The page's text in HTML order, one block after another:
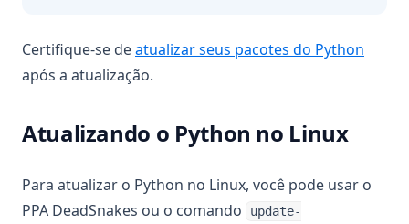
Certifique-se deatualizar seus pacotes do Python
após a atualização.
Atualizando o Python no Linux
Para atualizar o Python no Linux, você pode usar o
PPA DeadSnakes ou o comando
update-